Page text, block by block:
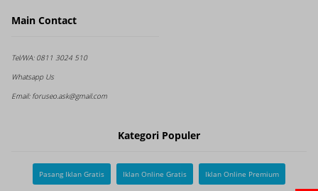
Main Contact
Tel/WA:0811 3024 510
Whatsapp Us
Email:foruseo.ask@gmail.com
Kategori Populer
Pasang Iklan Gratis Iklan Online Gratis Iklan Online Premium